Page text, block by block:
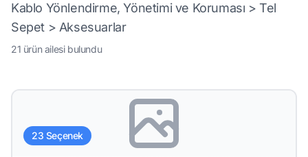
Kablo Yönlendirme, Yönetimi ve Koruması > Tel
Sepet > Aksesuarlar
21 ürün ailesi bulundu
23 Seçenek